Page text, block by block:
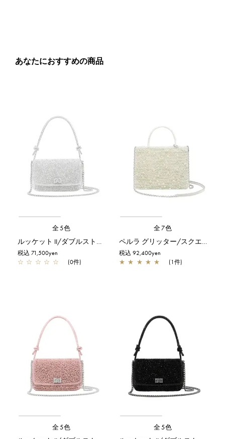
あなたにおすすめの商品
全5色
ルッケット II/ダブルストラップ/シルバー
税込 71,500yen
☆ ☆ ☆ ☆ ☆ (0件)
全7色
ペルラ グリッター/スクエア ミディアム/オーロラホワイト
税込 92,400yen
★ ★ ★ ★ ★ (1件)
全5色 全5色